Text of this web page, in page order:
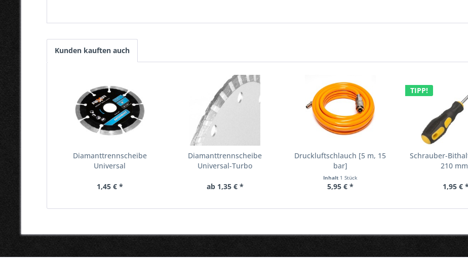
Kunden kauften auch
Diamanttrennscheibe
Universal
1,45 € *
Diamanttrennscheibe
Universal-Turbo
ab 1,35 € *
Druckluftschlauch [5 m, 15
bar]
Inhalt 1 Stück
5,95 € *
TIPP!
Schrauber-
210
1,95 € *